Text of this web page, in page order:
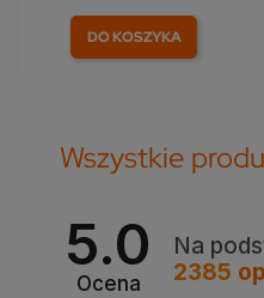
DO KOSZYKA
Wszystkie
5.0
Ocena
Na
2385